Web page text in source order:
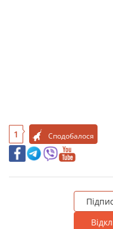
1 Сподобалося